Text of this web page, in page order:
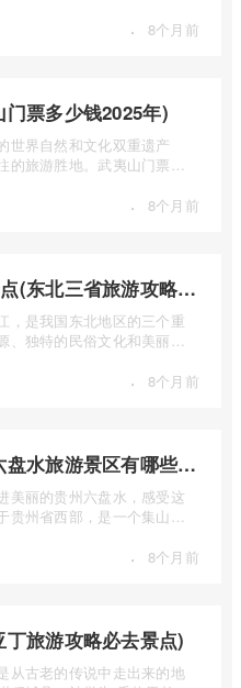
· 8个月前
票多少钱2025年)
世界自然和文化双重遗产
的旅游胜地。武夷山门票多
· 8个月前
东北三省旅游攻略必去景点(东北三省旅游攻略必去景点视频介绍)
，是我国东北地区的三个重
、独特的民俗文化和美丽的
· 8个月前
六盘水旅游景区有哪些(六盘水旅游景区有哪些景点值得去)
美丽的贵州六盘水，感受这
贵州省西部，是一个集山水
· 8个月前
旅游攻略必去景点)
从古老的传说中走出来的地